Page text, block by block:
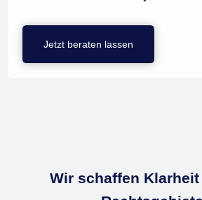
Jetzt beraten lassen
Wir schaffen